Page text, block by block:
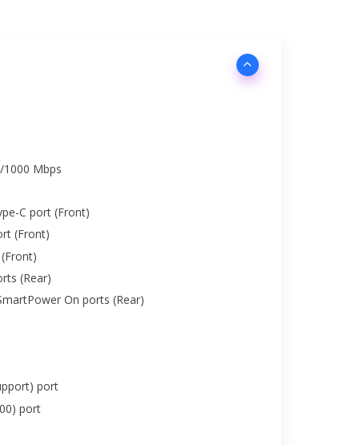
1000 Mbps
C port (Front)
(Front)
(Rear)
On ports (Rear)
port
port